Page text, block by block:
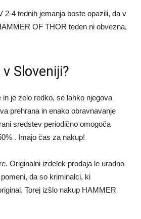
2-4 tednih jemanja boste opazili, da v
OF THOR teden ni obvezna,
Sloveniji?
je zelo redko, se lahko njegova
prehrana in enako obravnavanje
sredstev periodično omogoča
. Imajo čas za nakup!
Originalni izdelek prodaja le uradno
da so kriminalci, ki
Torej izšlo nakup HAMMER